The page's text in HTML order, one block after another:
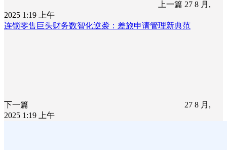
上一篇 27 8 月,
2025 1:19 上午
连锁零售巨头财务数智化逆袭：差旅申请管理新典范
下一篇
27 8 月,
2025 1:19 上午